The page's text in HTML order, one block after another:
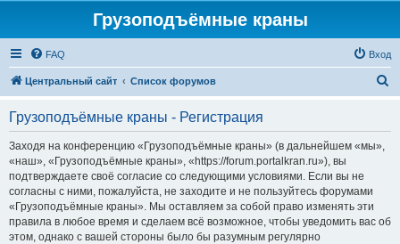
Грузоподъёмные краны
FAQ Вход
Центральный сайт Список форумов
Грузоподъёмные краны - Регистрация
Заходя на конференцию «Грузоподъёмные краны» (в дальнейшем «мы»,
«наш», «Грузоподъёмные краны», «https://forum.portalkran.ru»), вы
подтверждаете своё согласие со следующими условиями. Если вы не
согласны с ними, пожалуйста, не заходите и не пользуйтесь форумами
«Грузоподъёмные краны». Мы оставляем за собой право изменять эти
правила в любое время и сделаем всё возможное, чтобы уведомить вас об
этом, однако с вашей стороны было бы разумным регулярно